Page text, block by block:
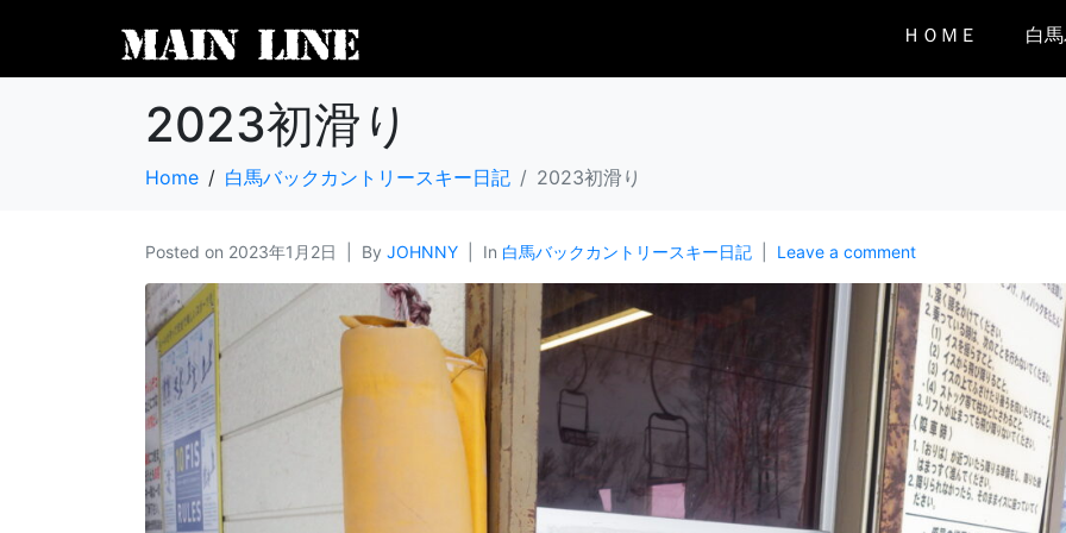
ＨＯＭＥ 白
2023初滑り
Home 白馬バックカントリースキー日記 2023初滑り
Posted on 2023年1月2日 By JOHNNY In 白馬バックカントリースキー日記 Leave a comment